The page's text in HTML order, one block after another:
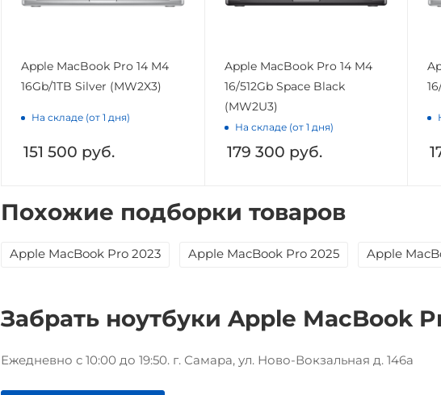
Apple MacBook Pro 14 M4
16Gb/1TB Silver (MW2X3)
На складе (от 1 дня)
151 500 руб.
Apple MacBook Pro 14 M4
16/512Gb Space Black
(MW2U3)
На складе (от 1 дня)
179 300 руб.
Похожие подборки товаров
Apple MacBook Pro 2023 Apple MacBook Pro 2025 Apple
Забрать ноутбуки Apple MacBook
Ежедневно с 10:00 до 19:50. г. Самара, ул. Ново-Вокзальная д. 146а